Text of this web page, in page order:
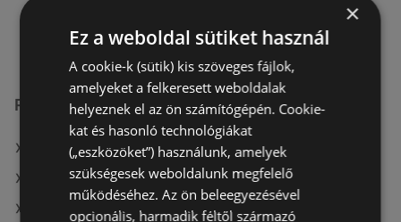
Rossmann üzletek itt:
Rossmann itt: Szegedi
Rossmann itt: Balmazújvárosi
Rossmann itt: Jászberényi
×
Ez a weboldal sütiket használ
A cookie-k (sütik) kis szöveges fájlok,
amelyeket a felkeresett weboldalak
helyeznek el az ön számítógépén. Cookie-
kat és hasonló technológiákat
(„eszközöket”) használunk, amelyek
szükségesek weboldalunk megfelelő
működéséhez. Az ön beleegyezésével
opcionális, harmadik féltől származó